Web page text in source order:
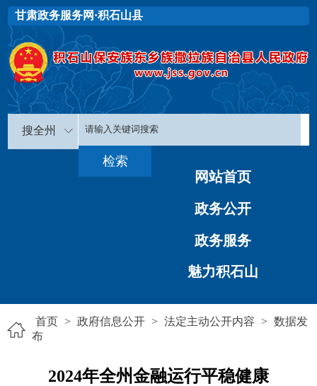
甘肃政务服务网·积石山县
搜全州
网站首页
政务公开
政务服务
魅力积石山
首页 > 政府信息公开 > 法定主动公开内容 > 数据发
布
2024年全州金融运行平稳健康